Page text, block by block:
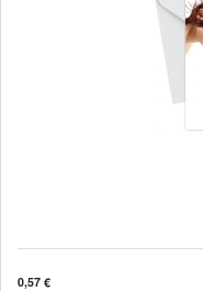
0,57 €